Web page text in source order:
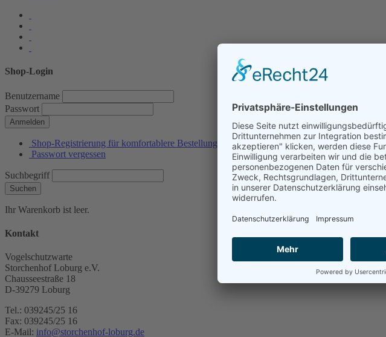
Shop-Login
Benutzername
Passwort
Anmelden
Shop-Registrierung für komfortablere Bestellungen
Passwort vergessen
Suchbegriff
Suchen
Ihr Warenkorb ist leer.
Kontakt
Vogelschutzwarte
Storchenhof Loburg e.V.
Chausseestraße 18
D-39279 Loburg
Tel.: 039245/25 16
Fax: 039245/25 16
E-Mail: info@storchenhof-loburg.de